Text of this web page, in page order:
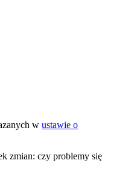
w ustawie o
zmian: czy problemy się